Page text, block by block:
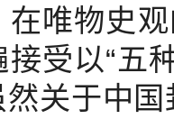
唯物史
受以“五
关于中